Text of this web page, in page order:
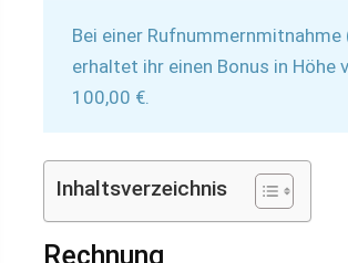
Bei einer Rufnummernmitnahme
erhaltet ihr einen Bonus in Höhe
100,00 €.
Inhaltsverzeichnis
Rechnung